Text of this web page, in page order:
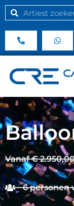
Vanaf €
6 personen